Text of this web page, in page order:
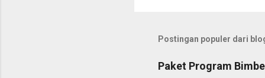
Postingan populer dari
Paket Program